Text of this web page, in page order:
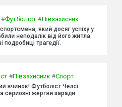
#Футболіст #Півзахисник
який досяг успіху у
неподалік від його житла:
подробиці трагедії.
#Півзахисник #Спорт
вчинок! Футболіст Челсі
серйозні жертви заради